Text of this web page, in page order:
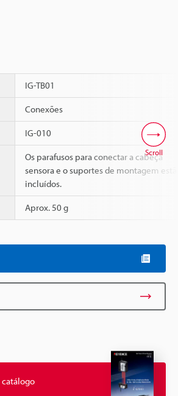
IG-TB01
Conexões
IG-010
Os parafusos para conectar a cabeça
sensora e o suportes de montagem
incluídos.
Aprox. 50 g
Scroll
catálogo